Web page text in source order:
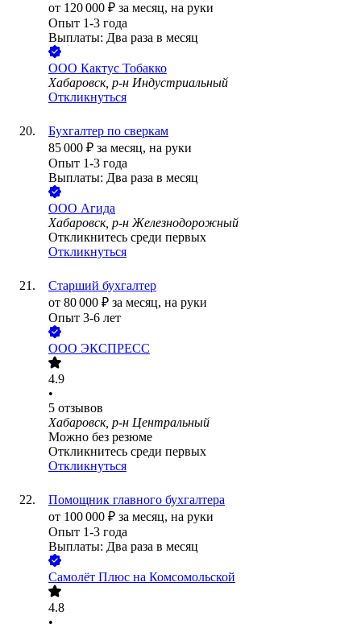
от 120 000 ₽ за месяц, на руки
Опыт 1-3 года
Выплаты: Два раза в месяц
ООО Кактус Тобакко
Хабаровск, р-н Индустриальный
Откликнуться
Бухгалтер по сверкам
85 000 ₽ за месяц, на руки
Опыт 1-3 года
Выплаты: Два раза в месяц
ООО Агида
Хабаровск, р-н Железнодорожный
Откликнитесь среди первых
Откликнуться
Старший бухгалтер
от 80 000 ₽ за месяц, на руки
Опыт 3-6 лет
ООО ЭКСПРЕСС
4.9
•
5 отзывов
Хабаровск, р-н Центральный
Можно без резюме
Откликнитесь среди первых
Откликнуться
Помощник главного бухгалтера
от 100 000 ₽ за месяц, на руки
Опыт 1-3 года
Выплаты: Два раза в месяц
Самолёт Плюс на Комсомольской
4.8
•